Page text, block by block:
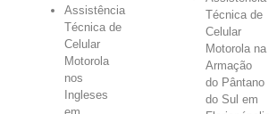
Assistência
Técnica de
Celular
Motorola
nos
Ingleses
Técnica de
Celular
Motorola na
Armação
do Pântano
do Sul em